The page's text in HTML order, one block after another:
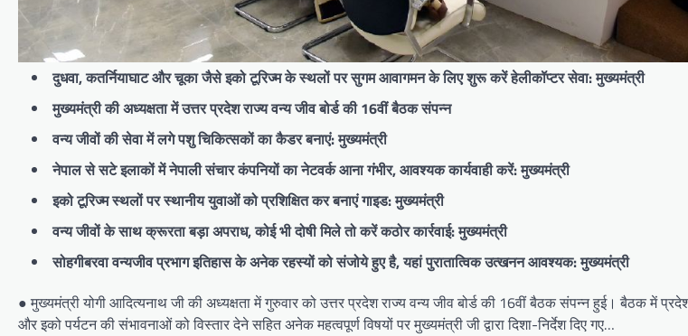
दुधवा, कतर्नियाघाट और चूका जैसे इको टूरिज्म के स्थलों पर सुगम आवागमन के लिए शुरू करें हेलीकॉप्टर सेवा: मुख्यमंत्री
मुख्यमंत्री की अध्यक्षता में उत्तर प्रदेश राज्य वन्य जीव बोर्ड की 16वीं बैठक संपन्न
वन्य जीवों की सेवा में लगे पशु चिकित्सकों का कैडर बनाएं: मुख्यमंत्री
नेपाल से सटे इलाकों में नेपाली संचार कंपनियों का नेटवर्क आना गंभीर, आवश्यक कार्यवाही करें: मुख्यमंत्री
इको टूरिज्म स्थलों पर स्थानीय युवाओं को प्रशिक्षित कर बनाएं गाइड: मुख्यमंत्री
वन्य जीवों के साथ क्रूरता बड़ा अपराध, कोई भी दोषी मिले तो करें कठोर कार्रवाई: मुख्यमंत्री
सोहगीबरवा वन्यजीव प्रभाग इतिहास के अनेक रहस्यों को संजोये हुए है, यहां पुरातात्विक उत्खनन आवश्यक: मुख्यमंत्री
● मुख्यमंत्री योगी आदित्यनाथ जी की अध्यक्षता में गुरुवार को उत्तर प्रदेश राज्य वन्य जीव बोर्ड की 16वीं बैठक संपन्न हुई। बैठक में
और इको पर्यटन की संभावनाओं को विस्तार देने सहित अनेक महत्वपूर्ण विषयों पर मुख्यमंत्री जी द्वारा दिशा-निर्देश दिए गए…